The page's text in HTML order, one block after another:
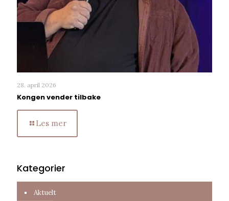
28. april 2026
Kongen vender tilbake
Les mer
Kategorier
Aktuelt